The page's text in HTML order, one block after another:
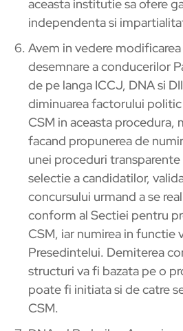
aceasta institutie sa ofere
independenta si
Avem in vedere
desemnare a conducerilor
de pe langa ICCJ, DNA si
diminuarea factorului politic
CSM in aceasta procedura,
facand propunerea de
unei proceduri
selectie a candidatilor,
concursului urmand a se
conform al Sectiei pentru
CSM, iar numirea in functie
Presedintelui. Demiterea
structuri va fi bazata pe o
poate fi initiata si de catre
CSM.